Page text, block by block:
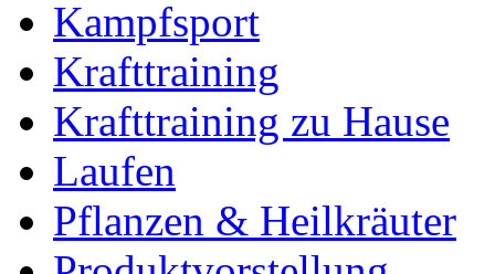
Kampfsport
Krafttraining
Krafttraining zu Hause
Laufen
Pflanzen & Heilkräuter